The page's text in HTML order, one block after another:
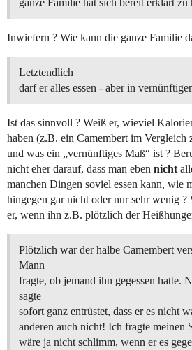
ganze Familie hat sich bereit erklärt zu
Inwiefern ? Wie kann die ganze Familie
Letztendlich
darf er alles essen - aber in
Ist das sinnvoll ? Weiß er, wieviel
haben (z.B. ein Camembert im
und was ein „vernünftiges Maß“ ist ?
nicht eher darauf, dass man eben nicht
manchen Dingen soviel essen kann, wie
hingegen gar nicht oder nur sehr wenig
er, wenn ihn z.B. plötzlich der
Plötzlich war der halbe Camembert
Mann
fragte, ob jemand ihn gegessen hatte.
sagte
sofort ganz entrüstet, dass er es nicht
anderen auch nicht! Ich fragte meinen
wäre ja nicht schlimm, wenn er es